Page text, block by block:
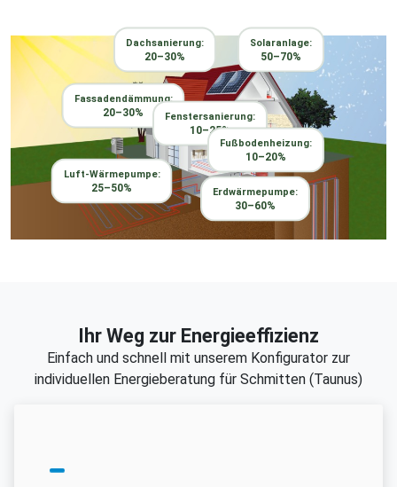
Dachsanierung:
20–30%
Solaranlage:
50–70%
Fassadendämmung:
20–30% Fenstersanierung:
10–25%
Fußbodenheizung:
10–20%
Luft-Wärmepumpe:
25–50% Erdwärmepumpe:
30–60%
Ihr Weg zur Energieeffizienz
Einfach und schnell mit unserem Konfigurator zur
individuellen Energieberatung für Schmitten (Taunus)